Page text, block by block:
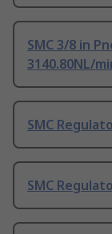
SMC 3/8 in
3140.80NL/
SMC
SMC